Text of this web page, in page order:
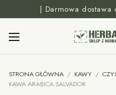
| Darmowa dostawa
STRONA GŁÓWNA / KAWY /
KAWA ARABICA SALVADOR